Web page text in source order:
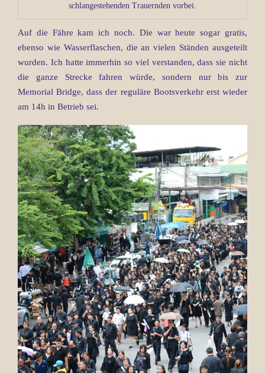
schlangestehenden Trauernden vorbei.
Auf die Fähre kam ich noch. Die war heute sogar gratis,
ebenso wie Wasserflaschen, die an vielen Ständen ausgeteilt
wurden. Ich hatte immerhin so viel verstanden, dass sie nicht
die ganze Strecke fahren würde, sondern nur bis zur
Memorial Bridge, dass der reguläre Bootsverkehr erst wieder
am 14h in Betrieb sei.